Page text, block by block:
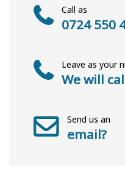
Call as
0724 550
Leave as your
We will
Send us an
email?